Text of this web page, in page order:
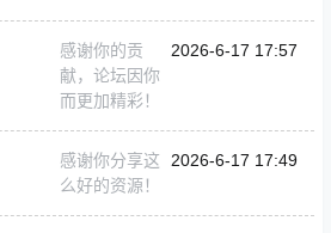
感谢你的贡
献，论坛因你
而更加精彩！
2026-6-17 17:57
感谢你分享这
么好的资源！
2026-6-17 17:49